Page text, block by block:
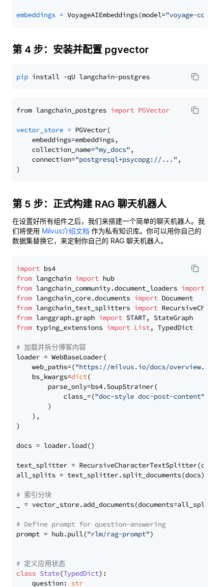
embeddings = VoyageAIEmbeddings(model="voyage-code-
第 4 步：安装并配置 pgvector
pip
from langchain_postgres import PGVector
vector_store = PGVector(
    embeddings=embeddings,
    collection_name=
"my_docs" ,
    connection=
"postgresql+psycopg://..." ,
第 5 步：正式构建 RAG 聊天机器人
在设置好所有组件之后，我们来搭建一个简单的聊天机器人。我
们将使用 Milvus介绍文档 作为私有知识库。你可以用你自己的
数据集替换它，来定制你自己的 RAG 聊天机器人。
import
from langchain import
from langchain_community.document_loaders import
from langchain_core.documents import
from langchain_text_splitters import
from langgraph.graph import
from typing_extensions import List, TypedDict
# 加载并拆分博客内容
loader = WebBaseLoader(
    web_paths=(
"https://milvus.io/docs/overview.md"
    bs_kwargs=
dict(
        parse_only=bs4.SoupStrainer(
            class_=(
"doc-style doc-post-content"
        )
    ),
)
docs = loader.load()
text_splitter =
all_splits = text_splitter.split_documents(docs)
# 索引分块
_ = vector_store.add_documents(documents=all_splits)
# Define prompt for question-answering
prompt = hub.pull("rlm/rag-prompt")
# 定义应用状态
class State(TypedDict):
    question:
str